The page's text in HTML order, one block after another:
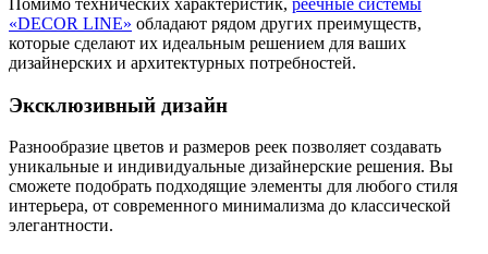
«DECOR LINE» обладают рядом других преимуществ,
которые сделают их идеальным решением для ваших
дизайнерских и архитектурных потребностей.
Эксклюзивный дизайн
Разнообразие цветов и размеров реек позволяет создавать
уникальные и индивидуальные дизайнерские решения. Вы
сможете подобрать подходящие элементы для любого стиля
интерьера, от современного минимализма до классической
элегантности.